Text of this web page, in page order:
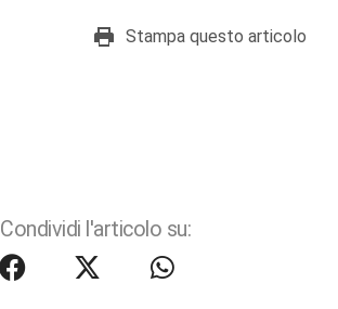
Stampa questo articolo
Condividi l'articolo su: